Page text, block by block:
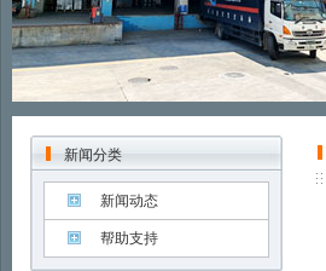
新闻分类
新闻动态
帮助支持